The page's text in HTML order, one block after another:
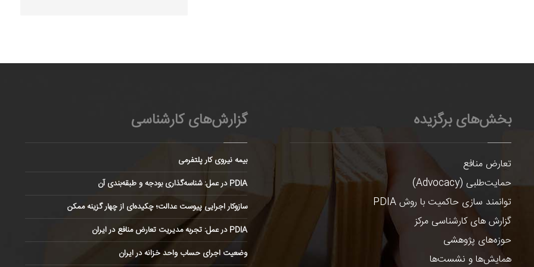
بخش‌های برگزیده
تعارض منافع
حمایت‌طلبی (Advocacy)
توانمند سازی حاکمیت با روش PDIA
گزارش های کارشناسی مرکز
حوزه‌های پژوهشی
همایش‌ها و نشست‌ها
گزارش‌های کارشناسی
بیمه نیروی کار پلتفرمی
PDIA در عمل: شناسه‌گذاری بودجه و طبقه‌بندی آن
سازوکار اجرایی پیوست عدالت؛ چکیده‌ای از چهار گزینه ممکن
PDIA در عمل: تجربه مدیریت تعارض منافع در ایران
وضعیت اجرای حساب واحد خزانه در ایران